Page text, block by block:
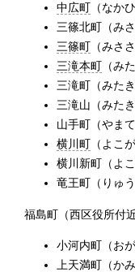
中広町（なか
三篠北町（み
三篠町（みささ
三滝本町（み
三滝町（みたき
三滝山（みたき
山手町（やまて
横川町（よこ
横川新町（よ
竜王町（りゅ
福島町（西区役所付
小河内町（お
上天満町（か